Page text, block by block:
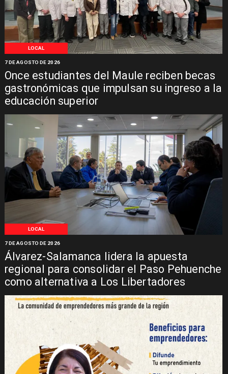
LOCAL
Once estudiantes del Maule reciben becas
gastronómicas que impulsan su ingreso a la
educación superior
7 DE AGOSTO DE 2026
LOCAL
Álvarez-Salamanca lidera la apuesta
regional para consolidar el Paso Pehuenche
como alternativa a Los Libertadores
7 DE AGOSTO DE 2026